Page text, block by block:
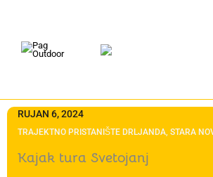
RUJAN 6, 2024
TRAJEKTNO PRISTANIŠTE DRLJANDA, STARA
Kajak tura Svetojanj